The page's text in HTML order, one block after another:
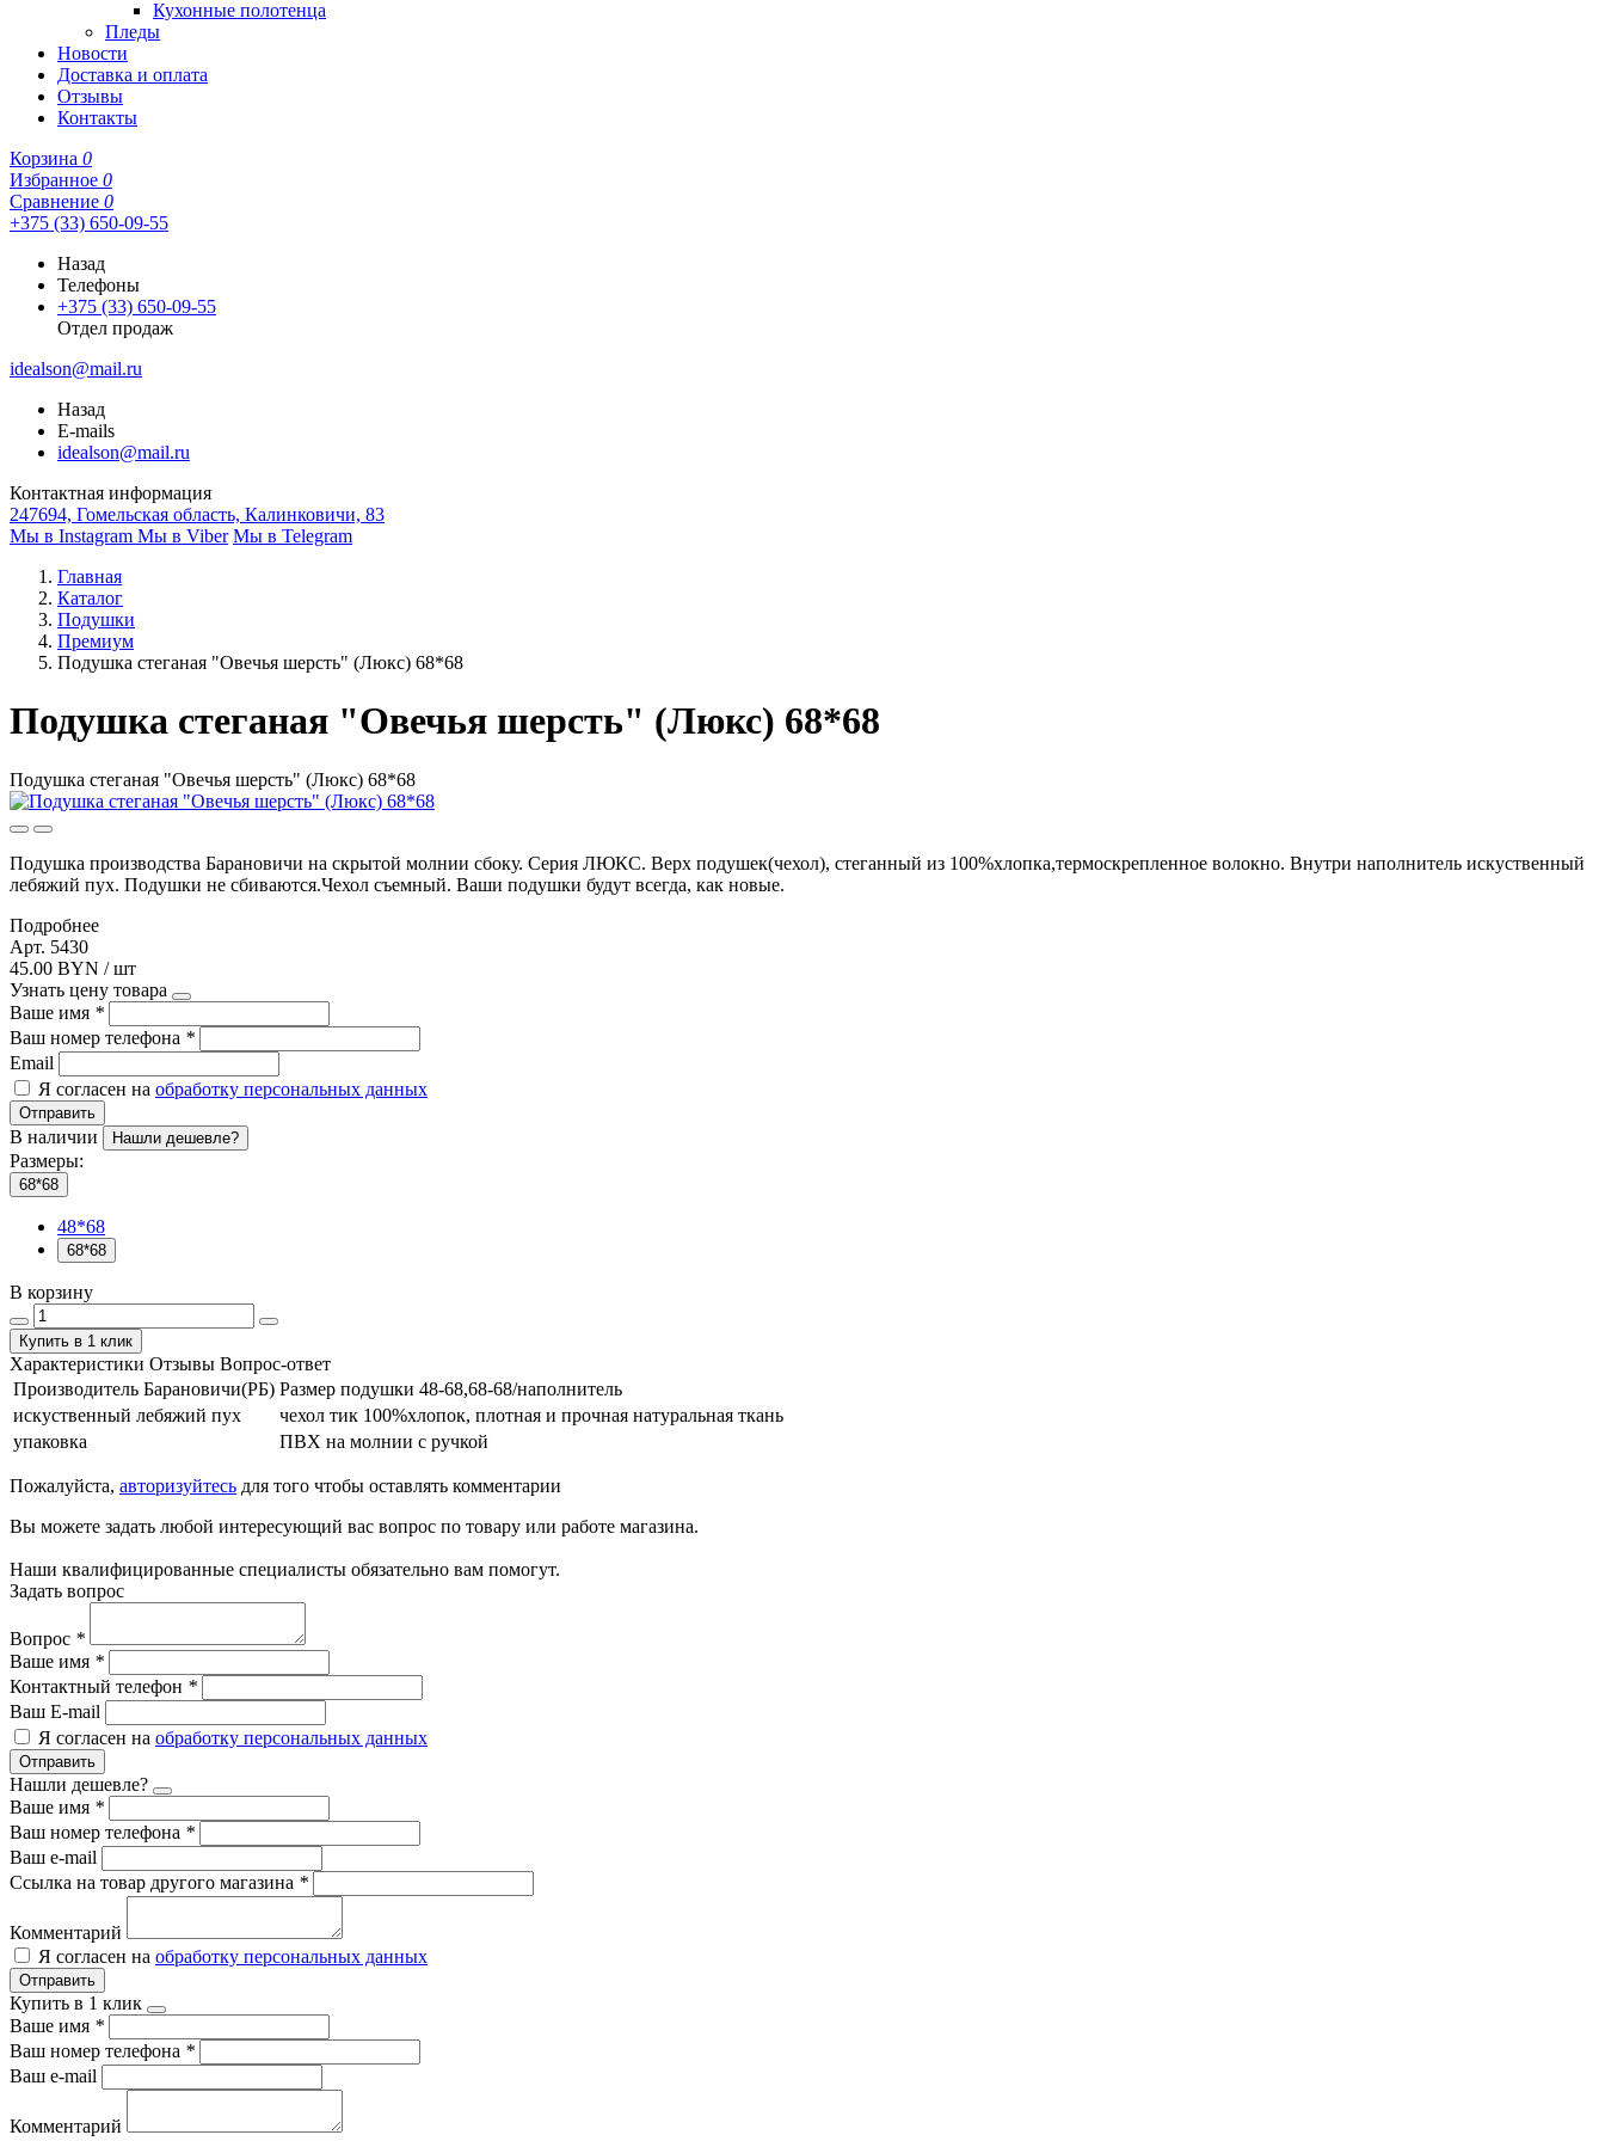
Кухонные полотенца
Пледы
Новости
Доставка и оплата
Отзывы
Контакты
Корзина 0
Избранное 0
Сравнение 0
+375 (33) 650-09-55
Назад
Телефоны
+375 (33) 650-09-55
Отдел продаж
idealson@mail.ru
Назад
E-mails
idealson@mail.ru
Контактная информация
247694, Гомельская область, Калинковичи, 83
Мы в Instagram Мы в Viber Мы в Telegram
Главная
Каталог
Подушки
Премиум
Подушка стеганая "Овечья шерсть" (Люкс) 68*68
Подушка стеганая "Овечья шерсть" (Люкс) 68*68
Подушка стеганая "Овечья шерсть" (Люкс) 68*68
Подушка производства Барановичи на скрытой молнии сбоку. Серия ЛЮКС. Верх подушек(чехол), стеганный из 100%хлопка,термоскрепленное волокно. Внутри наполнитель искуственный
лебяжий пух. Подушки не сбиваются.Чехол съемный. Ваши подушки будут всегда, как новые.
Подробнее
Арт. 5430
45.00 BYN / шт
Узнать цену товара
Ваше имя *
Ваш номер телефона *
Email
Я согласен на обработку персональных данных
Отправить
В наличии Нашли дешевле?
Размеры:
68*68
48*68
68*68
В корзину
Купить в 1 клик
Характеристики Отзывы Вопрос-ответ
Производитель Барановичи(РБ) Размер подушки 48-68,68-68/наполнитель
искуственный лебяжий пух
чехол тик 100%хлопок, плотная и прочная натуральная ткань
упаковка
ПВХ на молнии с ручкой
Пожалуйста, авторизуйтесь для того чтобы оставлять комментарии
Вы можете задать любой интересующий вас вопрос по товару или работе магазина.
Наши квалифицированные специалисты обязательно вам помогут.
Задать вопрос
Вопрос *
Ваше имя *
Контактный телефон *
Ваш E-mail
Я согласен на обработку персональных данных
Отправить
Нашли дешевле?
Ваше имя *
Ваш номер телефона *
Ваш e-mail
Ссылка на товар другого магазина *
Комментарий
Я согласен на обработку персональных данных
Отправить
Купить в 1 клик
Ваше имя *
Ваш номер телефона *
Ваш e-mail
Комментарий